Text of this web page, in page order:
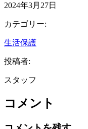
2024年3月27日
カテゴリー:
生活保護
投稿者:
スタッフ
コメント